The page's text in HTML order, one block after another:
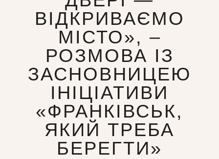
ВІДКРИВАЄМО
МІСТО», –
РОЗМОВА ІЗ
ЗАСНОВНИЦЕЮ
ІНІЦІАТИВИ
«ФРАНКІВСЬК,
ЯКИЙ ТРЕБА
БЕРЕГТИ»